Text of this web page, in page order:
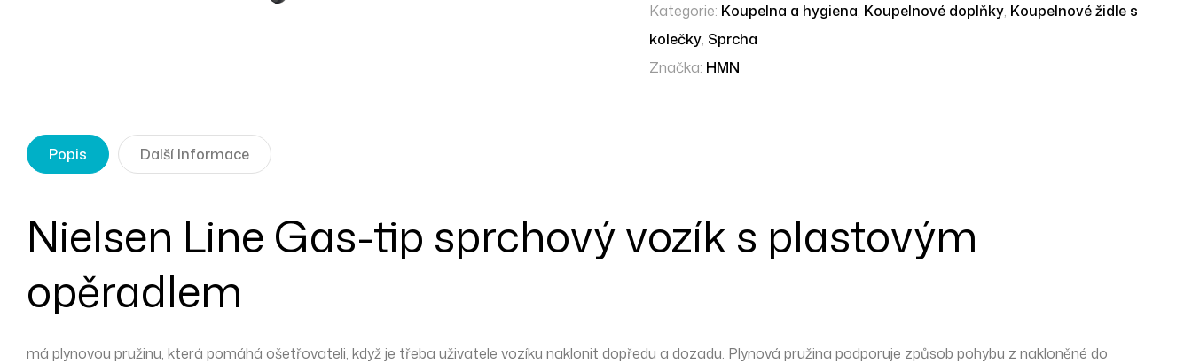
Kategorie: Koupelna a hygiena, Koupelnové doplňky, Koupelnové židle s
kolečky, Sprcha
Značka: HMN
Popis Další Informace
Nielsen Line Gas-tip sprchový vozík s plastovým
opěradlem
má plynovou pružinu, která pomáhá ošetřovateli, když je třeba uživatele vozíku naklonit dopředu a dozadu. Plynová pružina podporuje způsob pohybu z nakloněné do